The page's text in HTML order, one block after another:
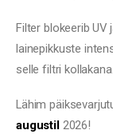
Filter blokeerib UV
lainepikkuste
selle filtri kollakana.
Lähim
augustil2026!